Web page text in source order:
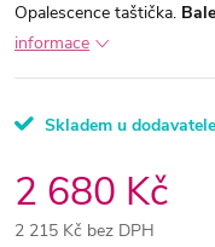
Opalescence taštička.
informace
Skladem u dodavatele
2 680 Kč
2 215 Kč bez DPH